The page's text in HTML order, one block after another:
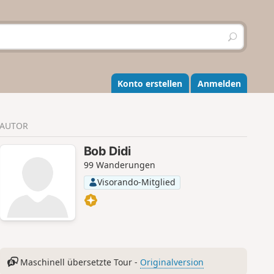
S
u
h
e
n
Konto erstellen Anmelden
AUTOR
Bob Didi
99 Wanderungen
Visorando-Mitglied
Maschinell übersetzte Tour - Originalversion